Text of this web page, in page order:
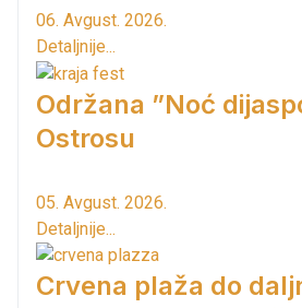
06. Avgust. 2026.
Detaljnije...
Održana ”Noć
Ostrosu
05. Avgust. 2026.
Detaljnije...
Crvena plaža do